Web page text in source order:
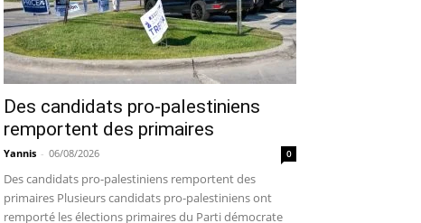
Des candidats pro-palestiniens
remportent des primaires
Yannis - 06/08/2026 0
Des candidats pro-palestiniens remportent des
primaires Plusieurs candidats pro-palestiniens ont
remporté les élections primaires du Parti démocrate